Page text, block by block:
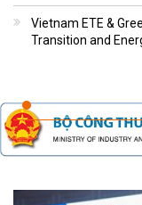
Vietnam ETE &
Transition and